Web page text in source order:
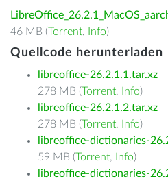
46 MB (Torrent, Info)
Quellcode herunterladen
libreoffice-26.2.1.1.tar.xz
278 MB (Torrent, Info)
libreoffice-26.2.1.2.tar.xz
278 MB (Torrent, Info)
libreoffice-dictionaries-
59 MB (Torrent, Info)
libreoffice-dictionaries-